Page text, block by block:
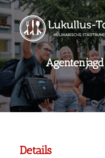
Details